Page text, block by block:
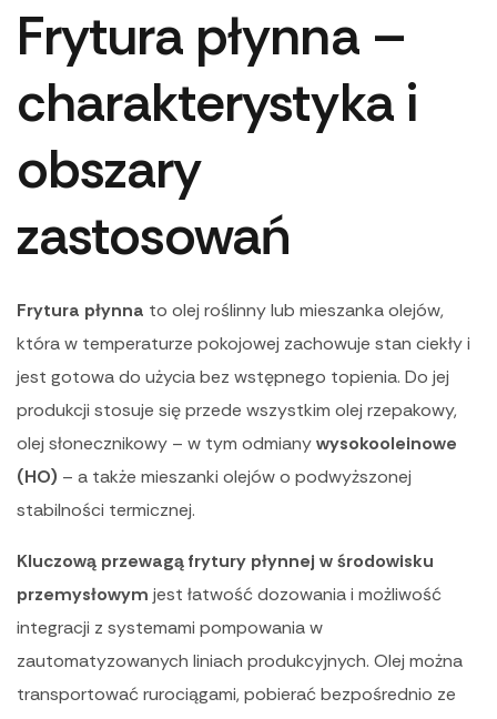
Frytura płynna –
charakterystyka i
obszary
zastosowań
Frytura płynna to olej roślinny lub mieszanka olejów,
która w temperaturze pokojowej zachowuje stan ciekły i
jest gotowa do użycia bez wstępnego topienia. Do jej
produkcji stosuje się przede wszystkim olej rzepakowy,
olej słonecznikowy – w tym odmianywysokooleinowe
(HO) – a także mieszanki olejów o podwyższonej
stabilności termicznej.
Kluczową przewagą frytury płynnej w środowisku
przemysłowym jest łatwość dozowania i możliwość
integracji z systemami pompowania w
zautomatyzowanych liniach produkcyjnych. Olej można
transportować rurociągami, pobierać bezpośrednio ze